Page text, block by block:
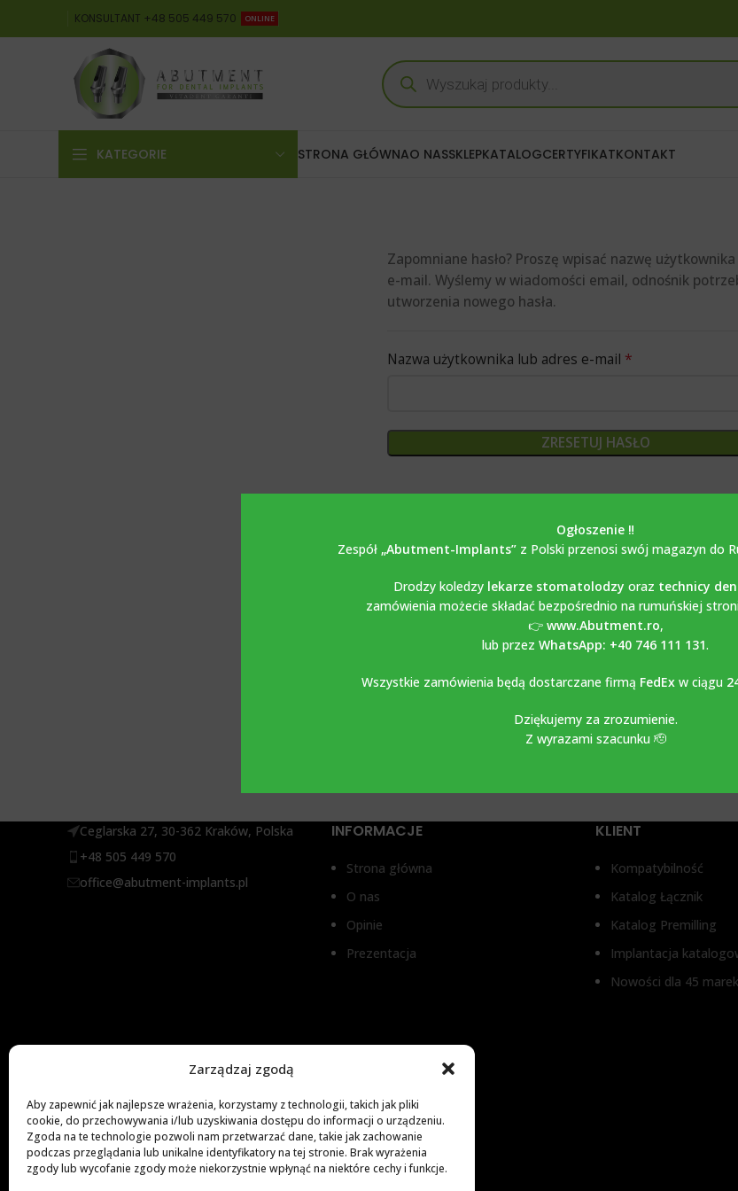
Ogłoszenie ‼️
Zespół „Abutment-Implants”z Polski przenosi swój magazyn do
Drodzy koledzy lekarze stomatolodzy oraz technicy
zamówienia możecie składać bezpośrednio na rumuńskiej
👉 www.Abutment.ro,
lub przez WhatsApp: +40 746 111 131.
Wszystkie zamówienia będą dostarczane firmą FedExw ciągu
Dziękujemy za zrozumienie.
Z wyrazami szacunku 🫡
Zarządzaj zgodą
Aby zapewnić jak najlepsze wrażenia, korzystamy z technologii, takich jak pliki
cookie, do przechowywania i/lub uzyskiwania dostępu do informacji o urządzeniu.
Zgoda na te technologie pozwoli nam przetwarzać dane, takie jak zachowanie
podczas przeglądania lub unikalne identyfikatory na tej stronie. Brak wyrażenia
zgody lub wycofanie zgody może niekorzystnie wpłynąć na niektóre cechy i funkcje.
KONSULTANT +48 505 449 570 ONLINE
KATEGORIE STRONA GŁÓWNAO NASSKLEPKATALOGCERTYFIKATKONTAKT
Zapomniane hasło? Proszę wpisać nazwę
e-mail. Wyślemy w wiadomości email, odnośnik
utworzenia nowego hasła.
Nazwa użytkownika lub adres e-mail *
ZRESETUJ HASŁO
Ceglarska 27, 30-362 Kraków, Polska
+48 505 449 570
office@abutment-implants.pl
INFORMACJE
Strona główna
O nas
Opinie
Prezentacja
KLIENT
Kompatybilność
Katalog Łącznik
Katalog Premilling
Implantacja
Nowości dla 45 marek